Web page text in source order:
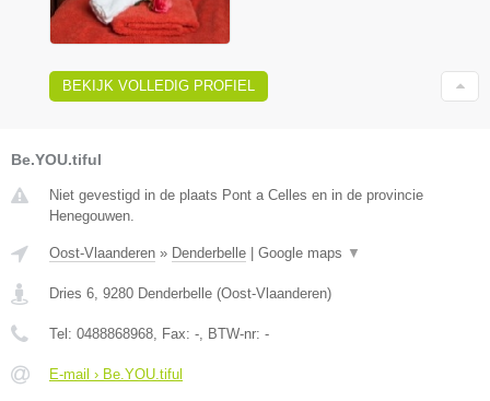
BEKIJK VOLLEDIG PROFIEL
Be.YOU.tiful
Niet gevestigd in de plaats Pont a Celles en in de provincie
Henegouwen.
Oost-Vlaanderen » Denderbelle Google maps ▼
Dries 6, 9280 Denderbelle (Oost-Vlaanderen)
Tel: 0488868968, Fax: -, BTW-nr: -
E-mail › Be.YOU.tiful